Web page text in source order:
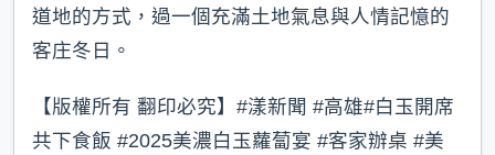
道地的方式，過一個充滿土地氣息與人情記憶的
客庄冬日。
【版權所有 翻印必究】#漾新聞 #高雄#白玉開席
共下食飯 #2025美濃白玉蘿蔔宴 #客家辦桌 #美